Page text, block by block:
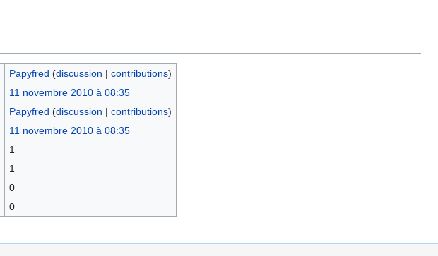
Papyfred (discussion | contributions)
11 novembre 2010 à 08:35
Papyfred (discussion | contributions)
11 novembre 2010 à 08:35
1
1
0
0